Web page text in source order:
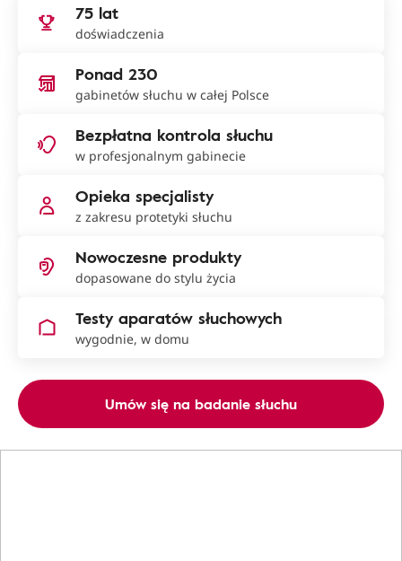
75 lat
doświadczenia
Ponad 230
gabinetów słuchu w całej Polsce
Bezpłatna kontrola słuchu
w profesjonalnym gabinecie
Opieka specjalisty
z zakresu protetyki słuchu
Nowoczesne produkty
dopasowane do stylu życia
Testy aparatów słuchowych
wygodnie, w domu
Umów się na badanie słuchu